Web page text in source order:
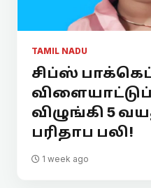
TAMIL NADU
சிப்ஸ்
விழுங்கி 5
பரிதாப பலி!
1 week ago